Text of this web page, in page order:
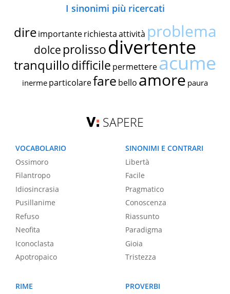
I sinonimi più ricercati
dire importante richiestaattività problema
dolce prolissodivertente
tranquillodifficile permettereacume
inerme particolarefare bello amore paura
SAPERE
VOCABOLARIO
Ossimoro
Filantropo
Idiosincrasia
Pusillanime
Refuso
Neofita
Iconoclasta
Apotropaico
SINONIMI E CONTRARI
Libertà
Facile
Pragmatico
Conoscenza
Riassunto
Paradigma
Gioia
Tristezza
RIME
PROVERBI